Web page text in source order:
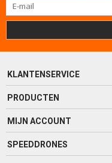
KLANTENSERVICE
PRODUCTEN
MIJN ACCOUNT
SPEEDDRONES